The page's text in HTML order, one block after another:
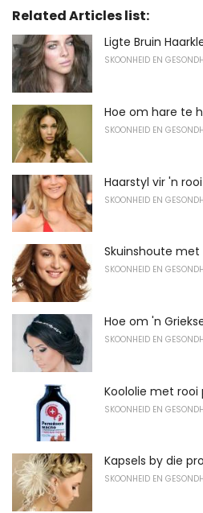
Related Articles list:
Ligte Bruin
SKOONHEID EN
Hoe om hare te
SKOONHEID EN
Haarstyl vir 'n
SKOONHEID EN
Skuinshoute met
SKOONHEID EN
Hoe om 'n
SKOONHEID EN
Koololie met rooi
SKOONHEID EN
Kapsels by die
SKOONHEID EN